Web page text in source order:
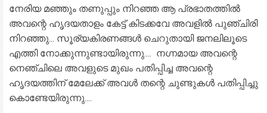
നേരിയ മഞ്ഞും തണുപ്പും നിറഞ്ഞ ആ പ്രഭാതത്തിൽ
അവന്റെ ഹൃദയതാളം കേട്ട് കിടക്കവേ അവളിൽ പുഞ്ചിരി
നിറഞ്ഞു... സൂര്യകിരണങ്ങൾ ചെറുതായി ജനലിലൂടെ
എത്തി നോക്കുന്നുണ്ടായിരുന്നു.... നഗ്നമായ അവന്റെ
നെഞ്ചിലെ അവളുടെ മുഖം പതിപ്പിച്ച അവന്റെ
ഹൃദയത്തിന് മേലേക്ക് അവൾ തന്റെ ചുണ്ടുകൾ പതിപ്പിച്ചു
കൊണ്ടേയിരുന്നു....